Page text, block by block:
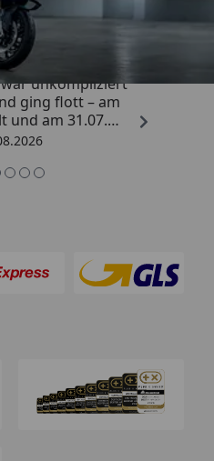
4,85/ 5
Kauf! Der
unkompliziert
ging flott – am
und am 31.07.
Abdeckplane
und schützt